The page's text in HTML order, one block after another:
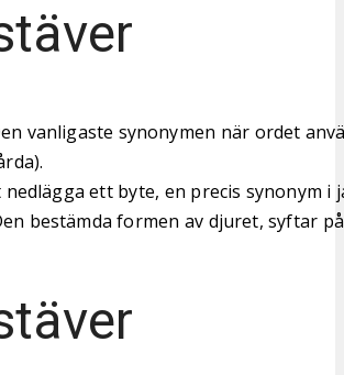
vanligaste synonymen när ordet
nedlägga ett byte, en precis synonym i
bestämda formen av djuret, syftar